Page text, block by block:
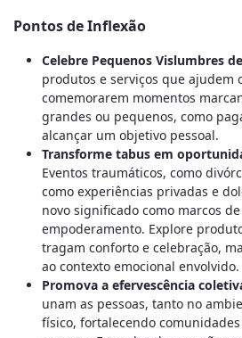
Pontos de Inflexão
Celebre Pequenos Vislumbres
produtos e serviços que ajudem
comemorarem momentos
grandes ou pequenos, como
alcançar um objetivo pessoal.
Transforme tabus em
Eventos traumáticos, como
como experiências privadas e
novo significado como marcos
empoderamento. Explore
tragam conforto e celebração,
ao contexto emocional envolvido.
Promova a efervescência
unam as pessoas, tanto no
físico, fortalecendo